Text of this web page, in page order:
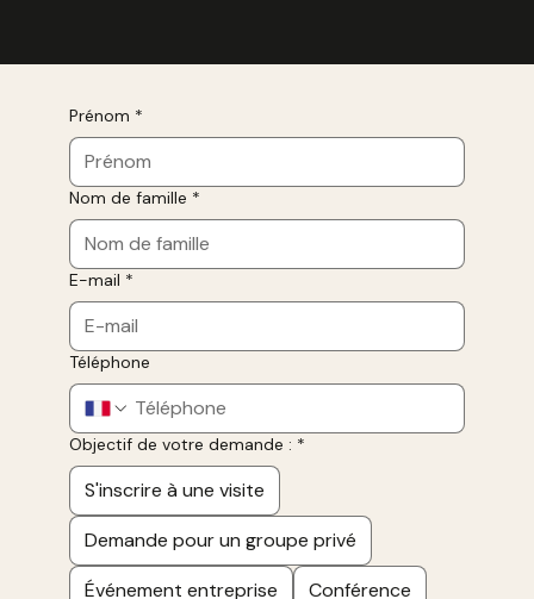
Prénom *
Nom de famille *
E-mail *
Téléphone
Objectif de votre demande : *
S'inscrire à une visite
Demande pour un groupe privé
Événement entreprise
Conférence